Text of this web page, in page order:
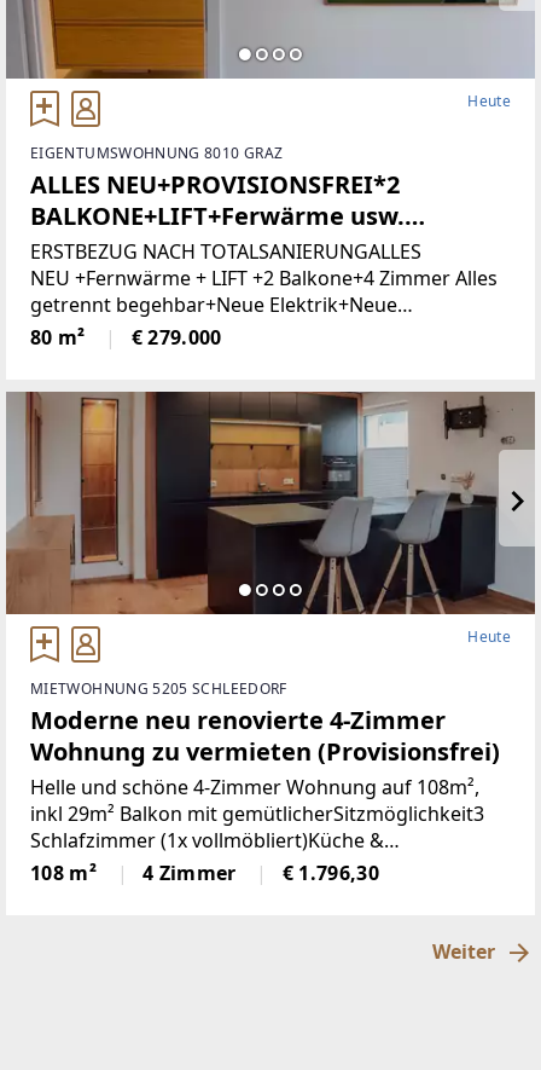
Heute
EIGENTUMSWOHNUNG 8010 GRAZ
ALLES NEU+PROVISIONSFREI*2
BALKONE+LIFT+Ferwärme usw.
(Provisionsfrei)
ERSTBEZUG NACH TOTALSANIERUNGALLES
NEU +Fernwärme + LIFT +2 Balkone+4 Zimmer Alles
getrennt begehbar+Neue Elektrik+Neue
Türen+Neues Bad+Neuer Parkett+Neue
80 m² € 279.000
Heute
MIETWOHNUNG 5205 SCHLEEDORF
Moderne neu renovierte 4-Zimmer
Wohnung zu vermieten (Provisionsfrei)
Helle und schöne 4-Zimmer Wohnung auf 108m²,
inkl 29m² Balkon mit gemütlicherSitzmöglichkeit3
Schlafzimmer (1x vollmöbliert)Küche &
Wohnbereich (Küche mit Steinplatte und
hochwertigen Geräten)Badezimmer (neu)WC (neu)2
108 m² 4 Zimmer € 1.796,30
Weiter